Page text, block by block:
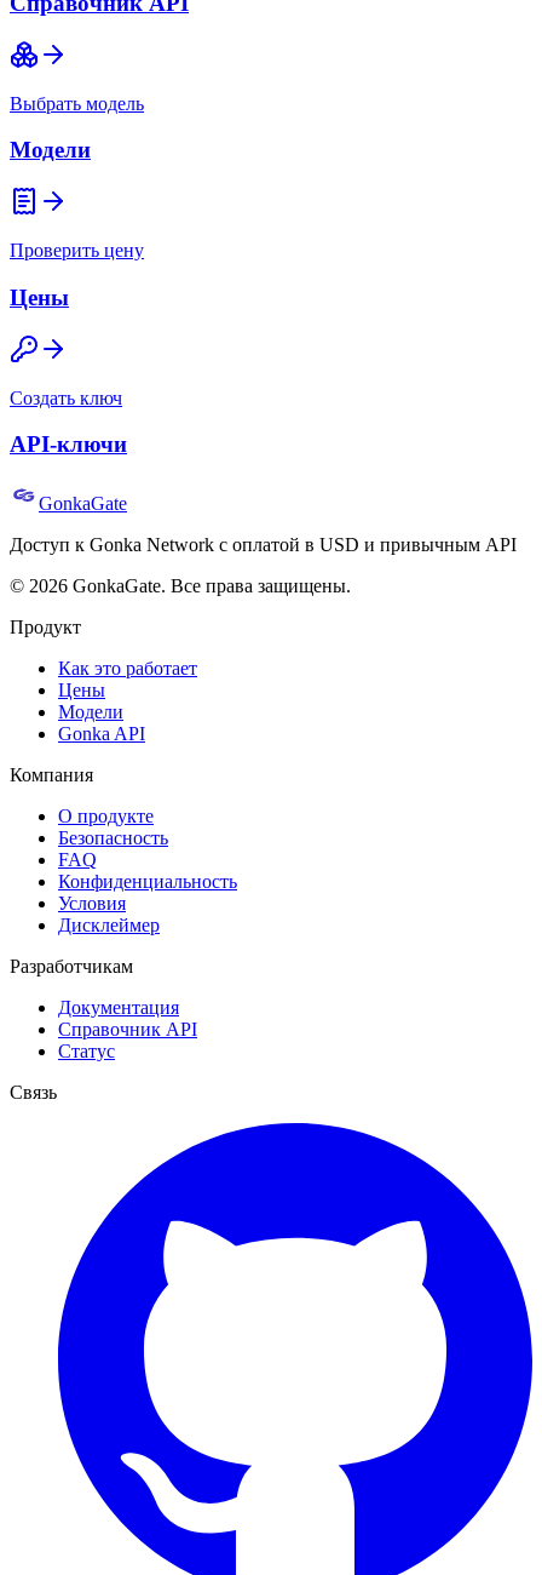
Выбрать модель
Модели
Проверить цену
Цены
Создать ключ
API-ключи
GonkaGate
Доступ к Gonka Network с оплатой в USD и привычным API
© 2026 GonkaGate. Все права защищены.
Продукт
Как это работает
Цены
Модели
Gonka API
Компания
О продукте
Безопасность
FAQ
Конфиденциальность
Условия
Дисклеймер
Разработчикам
Документация
Справочник API
Статус
Связь